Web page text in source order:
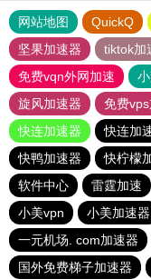
网站地图 QuickQ
坚果加速器
tiktok加
免费vqn外网加速
旋风加速器
免费
快连加速器
快连加
快鸭加速器
快柠檬
软件中心
雷霆加速
小美vpn
小美加速器
一元机场. com加速器
国外免费梯子加速器